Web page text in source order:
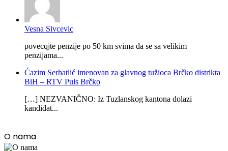
Vesna Sivcevic
povecqjte penzije po 50 km svima da se sa velikim
penzijama...
Ćazim Serhatlić imenovan za glavnog tužioca Brčko distrikta
BiH – RTV Puls Brčko
[…] NEZVANIČNO: Iz Tuzlanskog kantona dolazi
kandidat...
O nama